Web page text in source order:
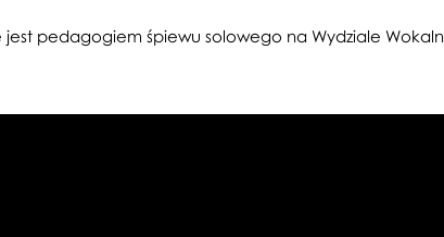
pedagogiem śpiewu solowego na Wydziale